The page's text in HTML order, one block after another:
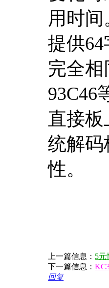
用时间
提供64
完全相
93C46
直接
统解码
性。
上一篇信息： 5元
下一篇信息：
回复